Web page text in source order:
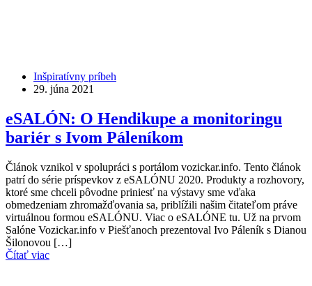
Inšpiratívny príbeh
29. júna 2021
eSALÓN: O Hendikupe a monitoringu
bariér s Ivom Páleníkom
Článok vznikol v spolupráci s portálom vozickar.info. Tento článok
patrí do série príspevkov z eSALÓNU 2020. Produkty a rozhovory,
ktoré sme chceli pôvodne priniesť na výstavy sme vďaka
obmedzeniam zhromažďovania sa, priblížili našim čitateľom práve
virtuálnou formou eSALÓNU. Viac o eSALÓNE tu. Už na prvom
Salóne Vozickar.info v Piešťanoch prezentoval Ivo Páleník s Dianou
Šilonovou […]
Čítať viac